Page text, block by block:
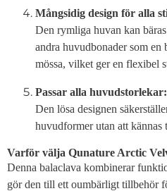
Mångsidig design för alla
Den rymliga huvan kan
andra huvudbonader som en
mössa, vilket ger en flexibel
Passar alla huvudstorlekar:
Den lösa designen
huvudformer utan att kännas
Varför välja Qunature Arctic
Denna balaclava kombinerar
gör den till ett oumbärligt tillbehör